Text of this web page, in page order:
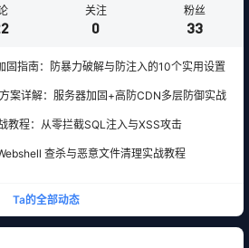
关注
0
粉丝
33
固指南：防暴力破解与防注入的10个实用设置
案详解：服务器加固+高防CDN多层防御实战
教程：从零拦截SQL注入与XSS攻击
查杀与恶意文件清理实战教程
Ta的全部动态